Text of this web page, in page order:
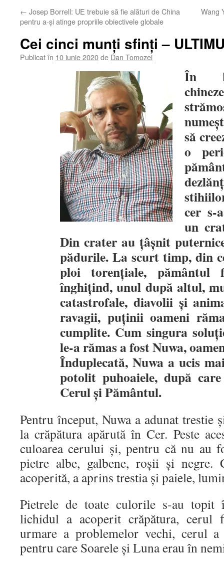
← Josep Borrell: UE trebuie să fie alături de China
pentru a-și atinge propriile obiectivele globale
Wang
Cei cinci munţi sfinţi –
Publicat în 10 iunie 2020de Dan Tomozei
În
să
o
cer
un
Din crater au ţâşnit
pădurile. La scurt timp, din
ploi torențiale, pământul
înghiţind, unul după altul,
catastrofale, diavolii și
ravagii, puținii oameni
cumplite. Cum singura
le‑a rămas a fost Nuwa,
Înduplecată, Nuwa a ucis
potolit puhoaiele, după
Cerul şi Pământul.
Pentru început, Nuwa a adunat trestie
la crăpătura apărută în Cer. Peste
culoarea cerului și, pentru că nu au
pietre albe, galbene, roşii şi negre.
acoperită, a aprins trestia şi paiele,
Pietrele de toate culorile s‑au
lichidul a acoperit crăpătura, cerul
urmare a problemelor vechi, cerul
pentru care Soarele şi Luna erau în